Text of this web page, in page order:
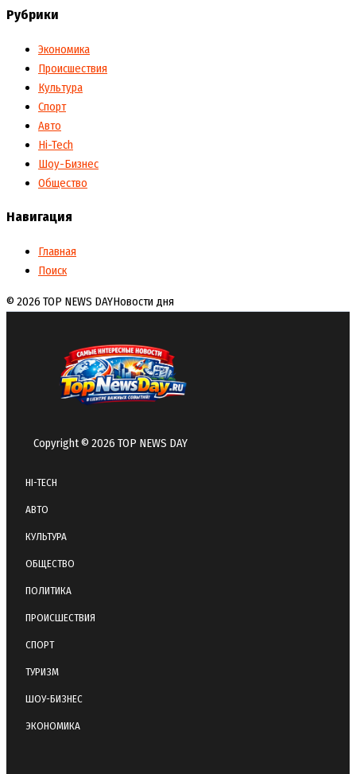
Рубрики
Экономика
Происшествия
Культура
Спорт
Авто
Hi-Tech
Шоу-Бизнес
Общество
Навигация
Главная
Поиск
© 2026 TOP NEWS DAYНовости дня
Copyright © 2026 TOP NEWS DAY
HI-TECH
АВТО
КУЛЬТУРА
ОБЩЕСТВО
ПОЛИТИКА
ПРОИСШЕСТВИЯ
СПОРТ
ТУРИЗМ
ШОУ-БИЗНЕС
ЭКОНОМИКА